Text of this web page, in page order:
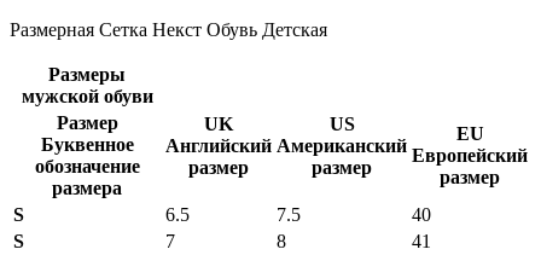
Размерная Сетка Некст Обувь Детская
Размеры
мужской обуви
Размер
Буквенное
обозначение
размера
UK
Английский
размер
US
Американский
размер
EU
Европейский
размер
S
6.5 7.5
40
S
7 8
41